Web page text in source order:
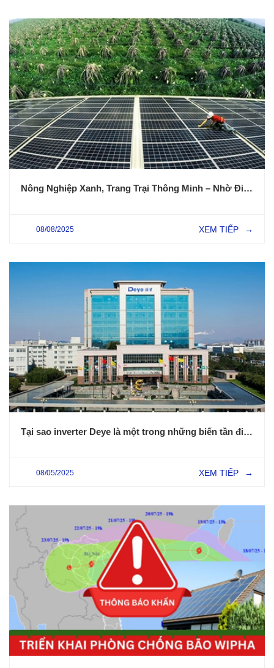
Nông Nghiệp Xanh, Trang Trại Thông Minh – Nhờ Điện Mặt Trời
08/08/2025 XEM TIẾP →
Tại sao inverter Deye là một trong những biến tần điện mặt trời được lựa chọn lắp đặt nhiều nhất tại Việt Nam
08/05/2025 XEM TIẾP →